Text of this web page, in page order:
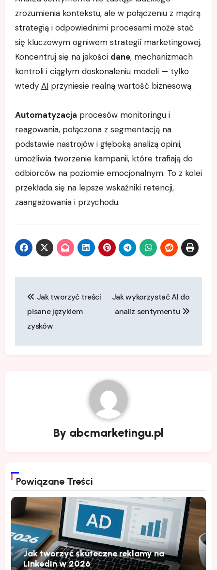
zrozumienia kontekstu, ale w połączeniu z mądrą
strategią i odpowiednimi procesami może stać
się kluczowym ogniwem strategií marketingowej.
Koncentruj się na jakości dane, mechanizmach
kontroli i ciągłym doskonaleniu modeli — tylko
wtedy AIprzyniesie realną wartość biznesową.
Automatyzacja procesów monitoringu i
reagowania, połączona z segmentacją na
podstawie nastrojów i głęboką analizą opinii,
umożliwia tworzenie kampanii, które trafiają do
odbiorców na poziomie emocjonalnym. To z kolei
przekłada się na lepsze wskaźniki retencji,
zaangażowania i przychodu.
wpisu
Jak tworzyć treści
pisane językiem
zysków
Jak wykorzystać AI do
analiz sentymentu
By abcmarketingu.pl
Powiązane Treści
Jak tworzyć skuteczne reklamy na
LinkedIn w 2026